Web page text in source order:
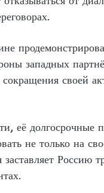
западных
своей
её
не только на
Россию